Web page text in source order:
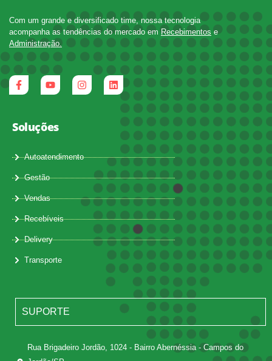
Com um grande e diversificado time, nossa tecnologia
acompanha as tendências do mercado emRecebimentos e
Administração.
Soluções
Autoatendimento
Gestão
Vendas
Recebíveis
Delivery
Transporte
SUPORTE
Rua Brigadeiro Jordão, 1024 - Bairro Abernéssia - Campos do